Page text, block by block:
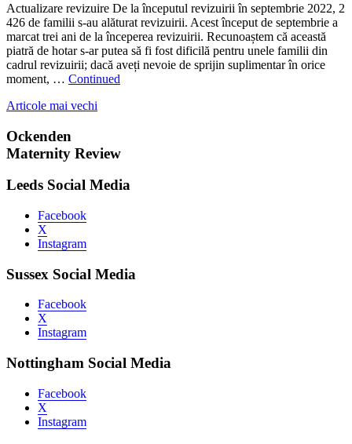
Actualizare revizuire De la începutul revizuirii în septembrie 2022, 2
426 de familii s-au alăturat revizuirii. Acest început de septembrie a
marcat trei ani de la începerea revizuirii. Recunoaștem că această
piatră de hotar s-ar putea să fi fost dificilă pentru unele familii din
cadrul revizuirii; dacă aveți nevoie de sprijin suplimentar în orice
moment, … Continued
Navigare
în
articole
Articole mai vechi
Ockenden
Maternity Review
Leeds Social Media
Facebook
X
Instagram
Sussex Social Media
Facebook
X
Instagram
Nottingham Social Media
Facebook
X
Instagram